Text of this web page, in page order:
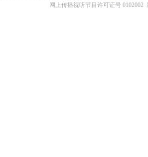
网上传播视听节目许可证号 0102002